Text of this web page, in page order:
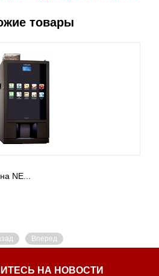
товары
NE...
Вперед
НА НОВОСТИ